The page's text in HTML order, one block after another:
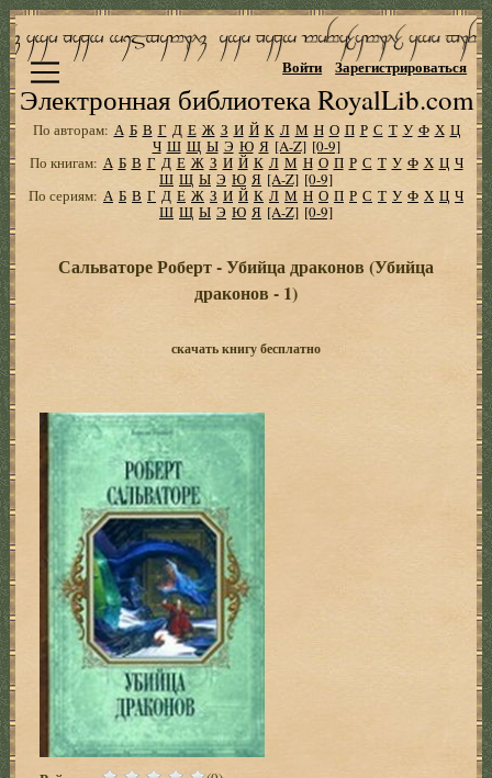
Электронная библиотека RoyalLib.com
Войти Зарегистрироваться
По авторам: А Б В Г Д Е Ж З И Й К Л М Н О П Р С Т У Ф Х Ц
Ч Ш Щ Ы Э Ю Я [A-Z] [0-9]
По книгам: А Б В Г Д Е Ж З И Й К Л М Н О П Р С Т У Ф Х Ц Ч
Ш Щ Ы Э Ю Я [A-Z] [0-9]
По сериям: А Б В Г Д Е Ж З И Й К Л М Н О П Р С Т У Ф Х Ц Ч
Ш Щ Ы Э Ю Я [A-Z] [0-9]
Сальваторе Роберт - Убийца драконов (Убийца
драконов - 1)
скачать книгу бесплатно